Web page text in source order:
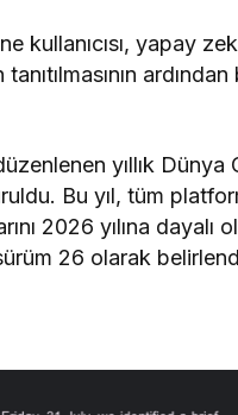
kullanıcısı, yapay
yıllık Dünya
Bu yıl, tüm
2026 yılına dayalı
26 olarak